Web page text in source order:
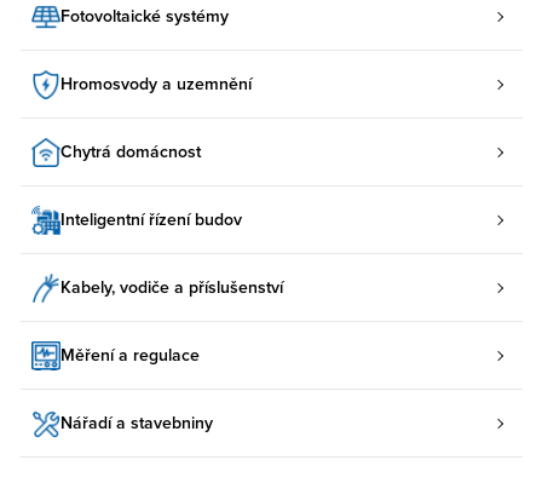
Fotovoltaické systémy
Hromosvody a uzemnění
Chytrá domácnost
Inteligentní řízení budov
Kabely, vodiče a příslušenství
Měření a regulace
Nářadí a stavebniny